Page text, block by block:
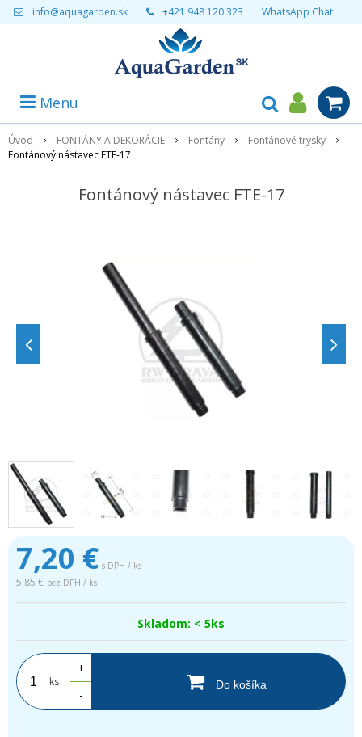
info@aquagarden.sk +421 948 120 323 WhatsApp Chat
Menu
Úvod FONTÁNY A DEKORÁCIE Fontány
Fontánové trysky
Fontánový nástavec FTE-17
Fontánový nástavec FTE-17
7,20 € s DPH / ks
5,85 € bez DPH / ks
Skladom: < 5ks
ks
+
-
Do košíka